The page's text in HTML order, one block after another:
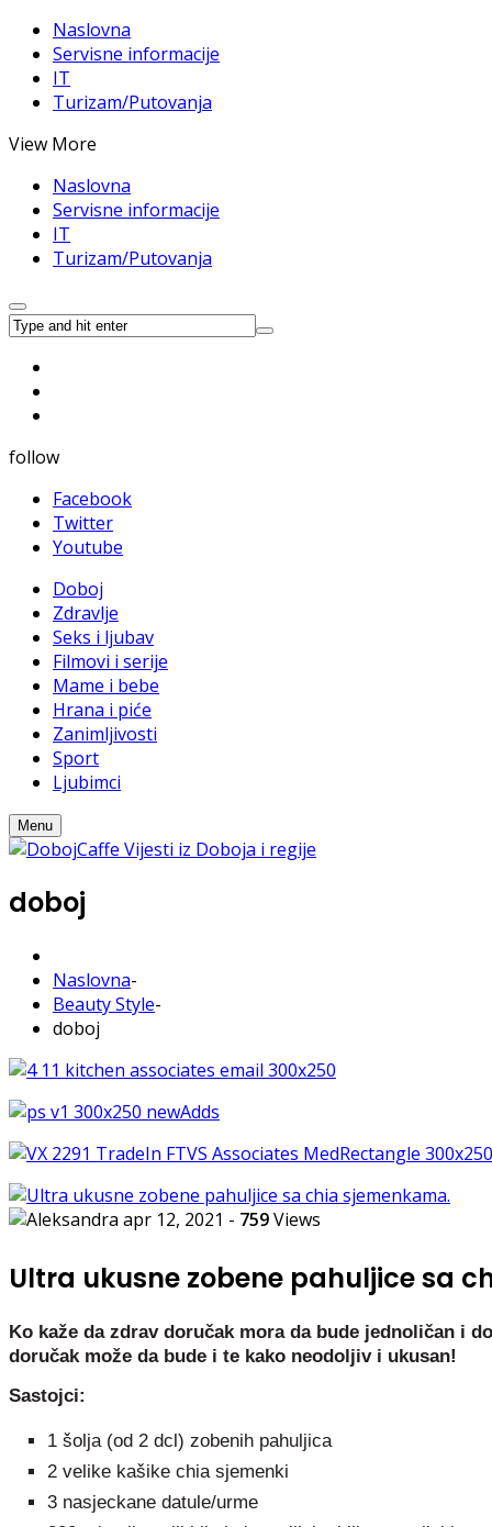
Naslovna
Servisne informacije
IT
Turizam/Putovanja
View More
Naslovna
Servisne informacije
IT
Turizam/Putovanja
follow
Facebook
Twitter
Youtube
Doboj
Zdravlje
Seks i ljubav
Filmovi i serije
Mame i bebe
Hrana i piće
Zanimljivosti
Sport
Ljubimci
Menu
doboj
Naslovna-
Beauty Style-
doboj
apr 12, 2021 - 759Views
Ultra ukusne zobene pahuljice sa
Ko kaže da zdrav doručak mora da bude jednoličan i
doručak može da bude i te kako neodoljiv i ukusan!
Sastojci:
1 šolja (od 2 dcl) zobenih pahuljica
2 velike kašike chia sjemenki
3 nasjeckane datule/urme